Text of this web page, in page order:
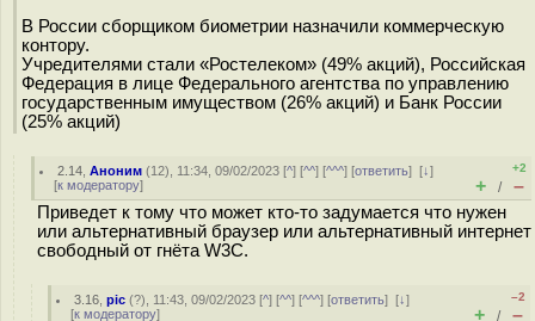
В России сборщиком биометрии назначили коммерческую
контору.
Учредителями стали «Ростелеком» (49% акций), Российская
Федерация в лице Федерального агентства по управлению
государственным имуществом (26% акций) и Банк России
(25% акций)
2.14 ,Аноним (12), 11:34, 09/02/2023 [^] [^^] [^^^] [ответить][↓]
[к модератору]
+2
+ / –
Приведет к тому что может кто-то задумается что нужен
или альтернативный браузер или альтернативный интернет
свободный от гнёта W3C.
3.16 ,pic (?), 11:43, 09/02/2023 [^] [^^] [^^^] [ответить][↓]
[к модератору]
–2
+ / –